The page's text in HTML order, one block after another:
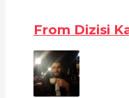
From Dizisi